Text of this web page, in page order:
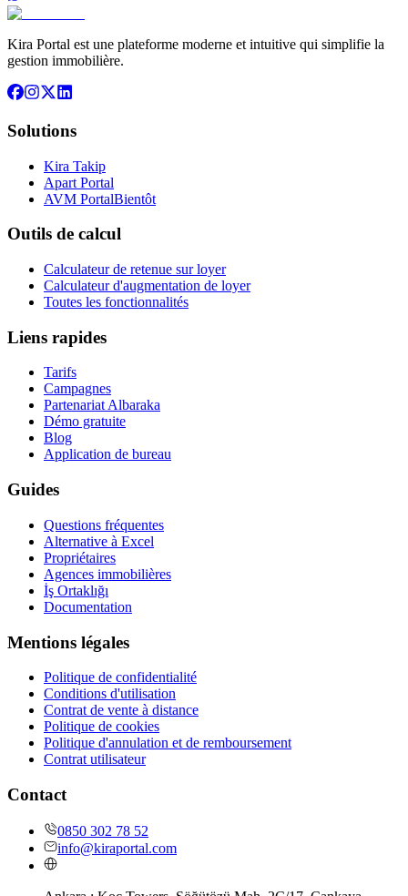
Kira Portal est une plateforme moderne et intuitive qui simplifie la
gestion immobilière.
Solutions
Kira Takip
Apart Portal
AVM PortalBientôt
Outils de calcul
Calculateur de retenue sur loyer
Calculateur d'augmentation de loyer
Toutes les fonctionnalités
Liens rapides
Tarifs
Campagnes
Partenariat Albaraka
Démo gratuite
Blog
Application de bureau
Guides
Questions fréquentes
Alternative à Excel
Propriétaires
Agences immobilières
İş Ortaklığı
Documentation
Mentions légales
Politique de confidentialité
Conditions d'utilisation
Contrat de vente à distance
Politique de cookies
Politique d'annulation et de remboursement
Contrat utilisateur
Contact
0850 302 78 52
info@kiraportal.com